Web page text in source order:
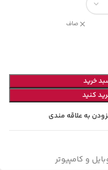
صاف
خرید
کنید
به علاقه مندی
و کامپیوتر